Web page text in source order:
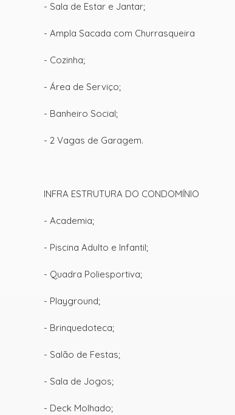
- Sala de Estar e Jantar;
- Ampla Sacada com Churrasqueira
- Cozinha;
- Área de Serviço;
- Banheiro Social;
- 2 Vagas de Garagem.
INFRA ESTRUTURA DO CONDOMÍNIO
- Academia;
- Piscina Adulto e Infantil;
- Quadra Poliesportiva;
- Playground;
- Brinquedoteca;
- Salão de Festas;
- Sala de Jogos;
- Deck Molhado;